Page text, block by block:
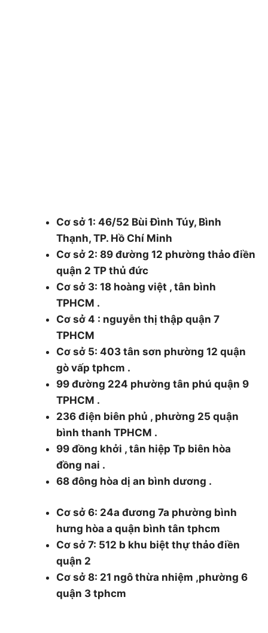
Cơ sở 1: 46/52 Bùi Đình Túy, Bình
Thạnh, TP. Hồ Chí Minh
Cơ sở 2: 89 đường 12 phường thảo điền
quận 2 TP thủ đức
Cơ sở 3: 18 hoàng việt , tân bình
TPHCM .
Cơ sở 4 : nguyễn thị thập quận 7
TPHCM
Cơ sở 5: 403 tân sơn phường 12 quận
gò vấp tphcm .
99 đường 224 phường tân phú quận 9
TPHCM .
236 điện biên phủ , phường 25 quận
bình thanh TPHCM .
99 đồng khởi , tân hiệp Tp biên hòa
đồng nai .
68 đông hòa dị an bình dương .
Cơ sở 6: 24a đương 7a phường bình
hưng hòa a quận bình tân tphcm
Cơ sở 7: 512 b khu biệt thự thảo điền
quận 2
Cơ sở 8: 21 ngô thừa nhiệm ,phường 6
quận 3 tphcm